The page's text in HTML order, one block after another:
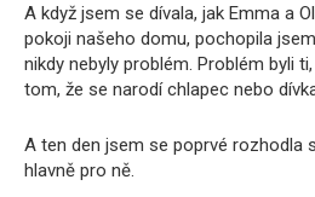
A když jsem se dívala, jak Emma a
pokoji našeho domu, pochopila
nikdy nebyly problém. Problém byli
tom, že se narodí chlapec nebo
A ten den jsem se poprvé rozhodla
hlavně pro ně.